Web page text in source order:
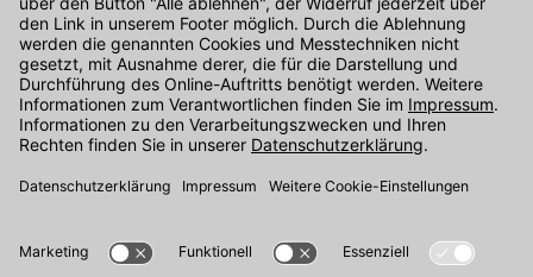
Kontakt
Unser Onlineshop Team ist montags bis freitags von 08:00 - 17:00
Uhr unter der Telefonnummer07071 / 151-151für Sie erreichbar.
Alternativ können Sie unser Kontaktformular nutzen.
Den Kontakt direkt in unsere Niederlassungen finden Sie